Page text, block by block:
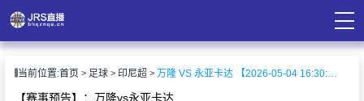
播
当前位置:首页 足球 印尼超 万隆 VS 永亚卡达 【2026-05-04 16:30:00】
【赛事预告】：万隆vs永亚卡达